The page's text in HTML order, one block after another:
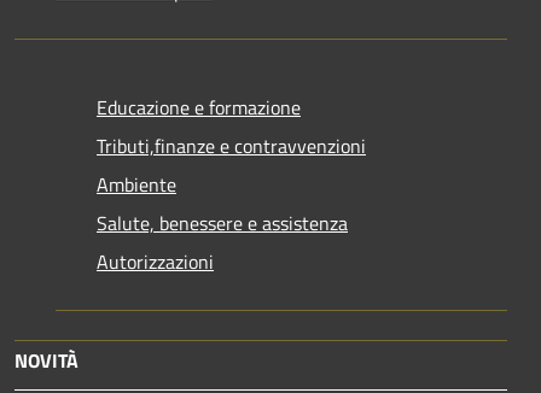
Educazione e formazione
Tributi,finanze e contravvenzioni
Ambiente
Salute, benessere e assistenza
Autorizzazioni
NOVITÀ